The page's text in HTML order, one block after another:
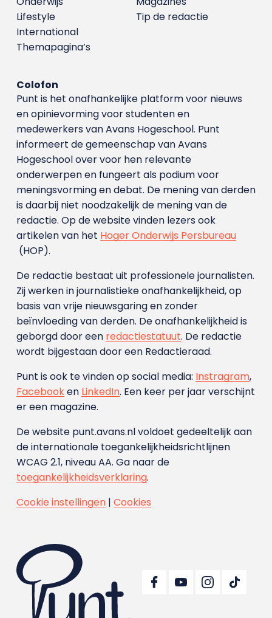
Tip de redactie
Lifestyle
International
Themapagina’s
Colofon
Punt is het onafhankelijke platform voor nieuws
en opinievorming voor studenten en
medewerkers van Avans Hoge­school. Punt
informeert de gemeenschap van Avans
Hogeschool over voor hen relevante
onderwerpen en fungeert als podium voor
meningsvorming en debat. De mening van derden
is daarbij niet noodzakelijk de mening van de
redactie. Op de website vinden lezers ook
artikelen van het Hoger Onderwijs Persbureau
(HOP).
De redactie bestaat uit professionele journalisten.
Zij werken in journalistieke onafhankelijkheid, op
basis van vrije nieuwsgaring en zonder
beïnvloeding van derden. De onafhankelijkheid is
geborgd door een redactiestatuut. De redactie
wordt bijgestaan door een Redactieraad.
Punt is ook te vinden op social media: Instragram,
Facebooken LinkedIn. Een keer per jaar verschijnt
er een magazine.
De website punt.avans.nl voldoet gedeeltelijk aan
de internationale toegankelijkheidsrichtlijnen
WCAG 2.1, niveau AA. Ga naar de
toegankelijkheidsverklaring.
Cookie instellingen| Cookies